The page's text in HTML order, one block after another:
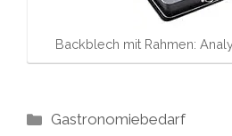
Backblech mit Rahmen:
Kategorien
Gastronomiebedarf